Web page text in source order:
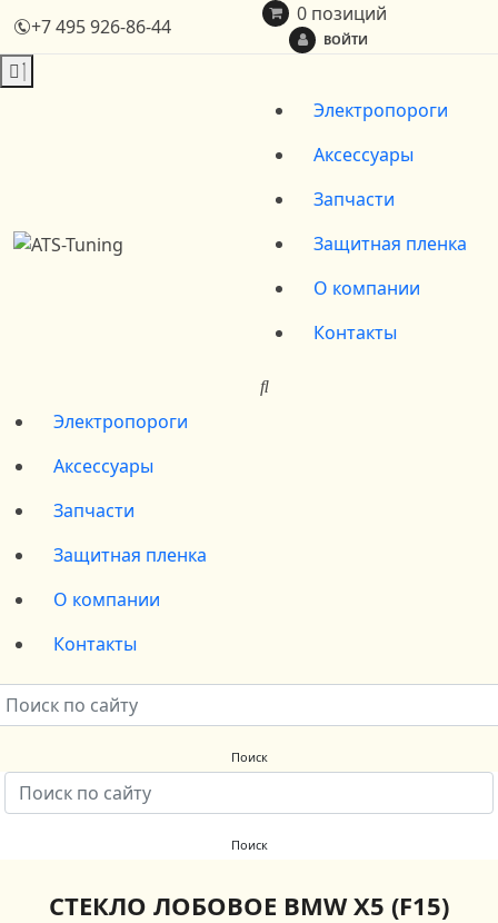
+7 495 926-86-44
0 позиций
ВОЙТИ
Электропороги
Аксессуары
Запчасти
Защитная пленка
О компании
Контакты
Электропороги
Аксессуары
Запчасти
Защитная пленка
О компании
Контакты
СТЕКЛО ЛОБОВОЕ BMW X5 (F15)